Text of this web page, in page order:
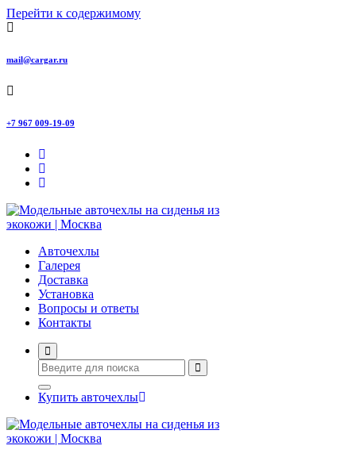
Перейти к содержимому
mail@cargar.ru
+7 967 009-19-09
Авточехлы с доставкой и установкой в Москве
Авточехлы
Галерея
Доставка
Установка
Вопросы и ответы
Контакты
Купить авточехлы